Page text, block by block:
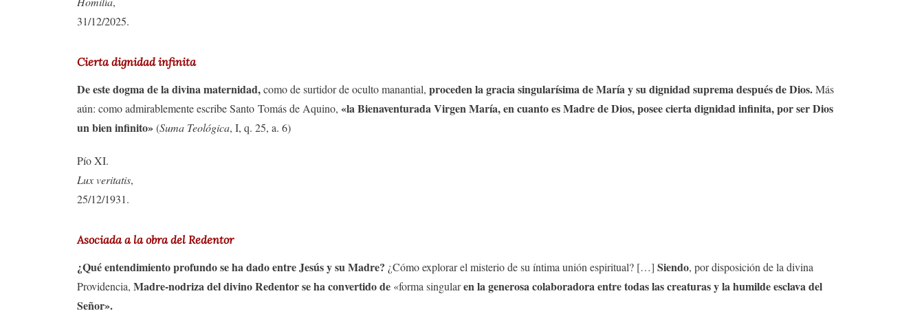
31/12/2025.
Cierta dignidad infinita
De este dogma de la divina maternidad,como de surtidor de oculto manantial, proceden la gracia singularísima de María y su dignidad suprema después de Dios.Más
aún: como admirablemente escribe Santo Tomás de Aquino, «la Bienaventurada Virgen María, en cuanto es Madre de Dios, posee cierta dignidad infinita, por ser Dios
un bien infinito»(Suma Teológica, I, q. 25, a. 6)
Pío XI.
Lux veritatis,
25/12/1931.
Asociada a la obra del Redentor
¿Qué entendimiento profundo se ha dado entre Jesús y su Madre? ¿Cómo explorar el misterio de su íntima unión espiritual? […] Siendo, por disposición de la divina
Providencia, Madre-nodriza del divino Redentor se ha convertido de «forma singularen la generosa colaboradora entre todas las creaturas y la humilde esclava del
Señor».